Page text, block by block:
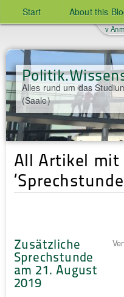
Start About this
Alles rund um das
(Saale)
v
All Artikel mit
Zusätzliche
Sprechstunde
am 21. August
2019